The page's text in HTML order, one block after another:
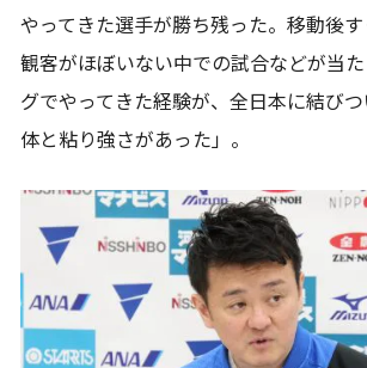
やってきた選手が勝ち残った。移動後す
観客がほぼいない中での試合などが当
グでやってきた経験が、全日本に結び
体と粘り強さがあった」。